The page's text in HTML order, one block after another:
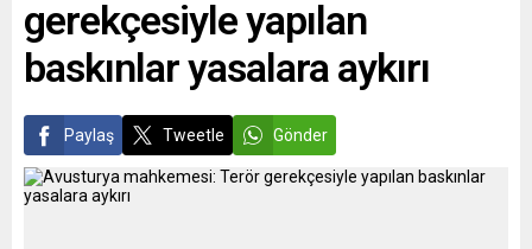
gerekçesiyle yapılan
baskınlar yasalara aykırı
Paylaş Tweetle Gönder